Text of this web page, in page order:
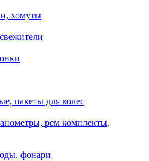
хомуты
пакеты для колес
рем комплекты,
фонари